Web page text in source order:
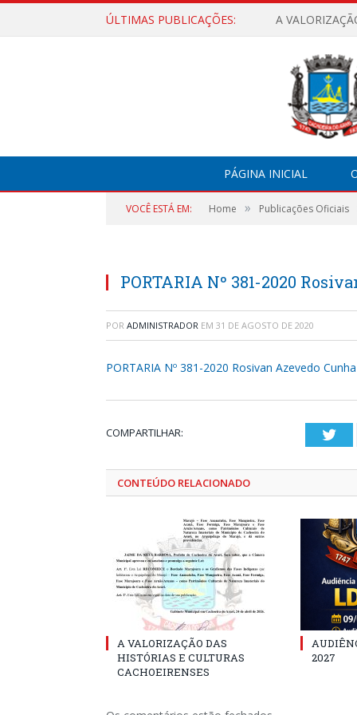
ÚLTIMAS PUBLICAÇÕES: A
PÁGINA INICIAL
VOCÊ ESTÁ EM: Home » Publicações Oficiais
PORTARIA Nº 381-2020
POR ADMINISTRADOR EM 31 DE AGOSTO DE 2020
PORTARIA Nº 381-2020 Rosivan Azevedo Cunha
COMPARTILHAR:
CONTEÚDO RELACIONADO
A VALORIZAÇÃO DAS
HISTÓRIAS E CULTURAS
CACHOEIRENSES
2027